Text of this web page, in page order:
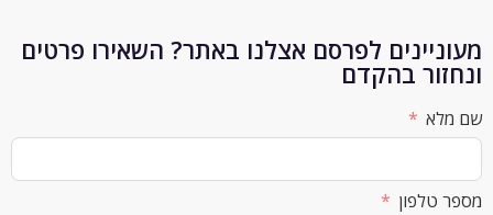
לפרסם אצלנו באתר? השאירו פרטים
בהקדם